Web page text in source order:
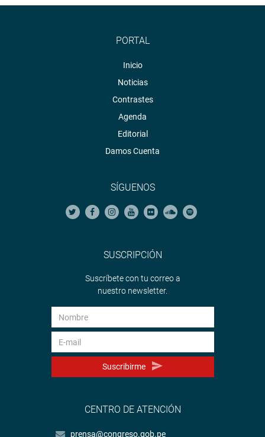
PORTAL
Inicio
Noticias
Contrastes
Agenda
Editorial
Damos Cuenta
SÍGUENOS
SUSCRIPCIÓN
Suscríbete con tu correo a
nuestro newsletter.
Suscribirme
CENTRO DE ATENCIÓN
prensa@congreso.gob.pe